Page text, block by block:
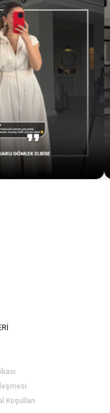
Koşulları